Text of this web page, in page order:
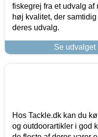
fiskegrej fra et udvalg
høj kvalitet, der
deres udvalg.
Se udvalget
Hos Tackle.dk kan du
og outdoorartikler i god